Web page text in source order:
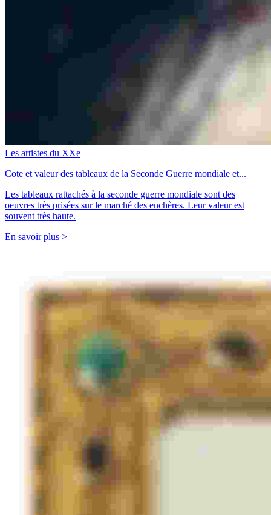
Les artistes du XXe
Cote et valeur des tableaux de la Seconde Guerre mondiale et...
Les tableaux rattachés à la seconde guerre mondiale sont des
oeuvres très prisées sur le marché des enchères. Leur valeur est
souvent très haute.
En savoir plus >